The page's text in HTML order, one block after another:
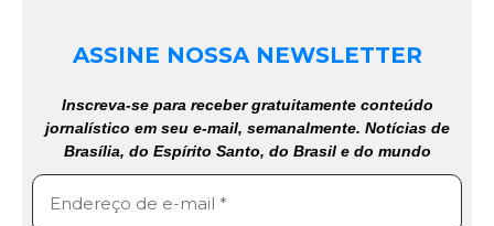
ASSINE NOSSA NEWSLETTER
Inscreva-se para receber gratuitamente conteúdo
jornalístico em seu e-mail, semanalmente. Notícias de
Brasília, do Espírito Santo, do Brasil e do mundo